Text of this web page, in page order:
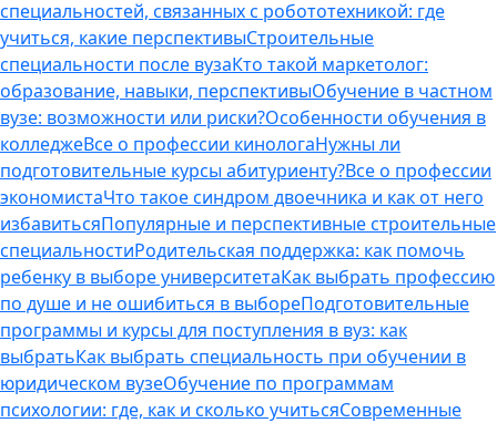
специальностей, связанных с робототехникой: где
учиться, какие перспективыСтроительные
специальности после вузаКто такой маркетолог:
образование, навыки, перспективыОбучение в частном
вузе: возможности или риски?Особенности обучения в
колледжеВсе о профессии кинологаНужны ли
подготовительные курсы абитуриенту?Все о профессии
экономистаЧто такое синдром двоечника и как от него
избавитьсяПопулярные и перспективные строительные
специальностиРодительская поддержка: как помочь
ребенку в выборе университетаКак выбрать профессию
по душе и не ошибиться в выбореПодготовительные
программы и курсы для поступления в вуз: как
выбратьКак выбрать специальность при обучении в
юридическом вузеОбучение по программам
психологии: где, как и сколько учитьсяСовременные